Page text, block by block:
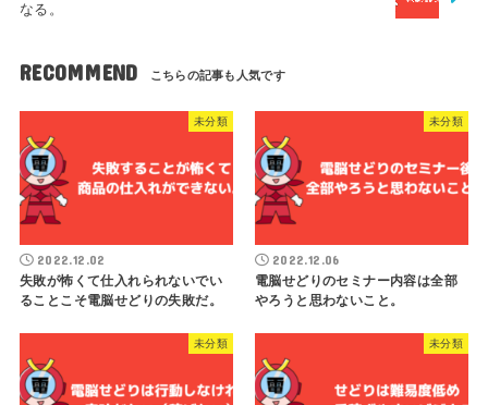
なる。
RECOMMEND
未分類
2022.12.02
失敗が怖くて仕入れられないでい
ることこそ電脳せどりの失敗だ。
未分類
2022.12.06
電脳せどりのセミナー内容は全部
やろうと思わないこと。
未分類 未分類